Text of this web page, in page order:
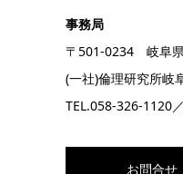
事務局
〒501-0234 岐阜
(一社)倫理研究所岐
TEL.058-326-1120
お問合せ